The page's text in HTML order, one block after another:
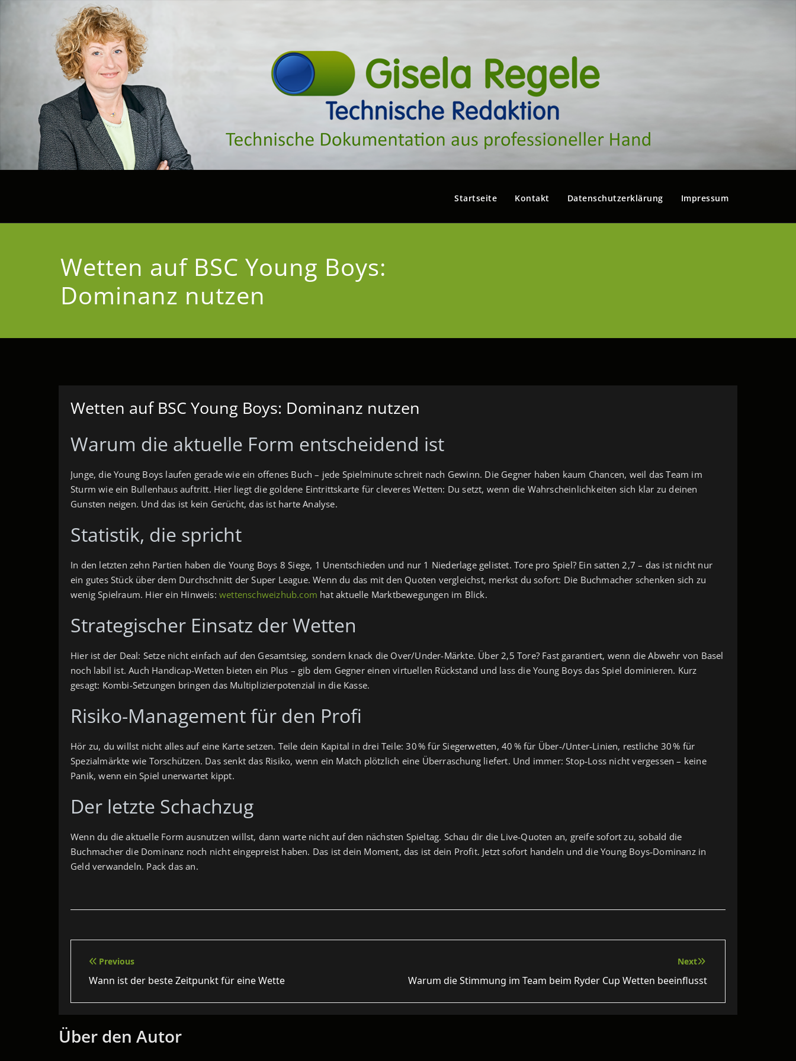
Startseite Kontakt Datenschutzerklärung Impressum
Wetten auf BSC Young Boys:
Dominanz nutzen
Wetten auf BSC Young Boys: Dominanz nutzen
Warum die aktuelle Form entscheidend ist
Junge, die Young Boys laufen gerade wie ein offenes Buch – jede Spielminute schreit nach Gewinn. Die Gegner haben kaum Chancen, weil das Team im
Sturm wie ein Bullenhaus auftritt. Hier liegt die goldene Eintrittskarte für cleveres Wetten: Du setzt, wenn die Wahrscheinlichkeiten sich klar zu deinen
Gunsten neigen. Und das ist kein Gerücht, das ist harte Analyse.
Statistik, die spricht
In den letzten zehn Partien haben die Young Boys 8 Siege, 1 Unentschieden und nur 1 Niederlage gelistet. Tore pro Spiel? Ein satten 2,7 – das ist nicht nur
ein gutes Stück über dem Durchschnitt der Super League. Wenn du das mit den Quoten vergleichst, merkst du sofort: Die Buchmacher schenken sich zu
wenig Spielraum. Hier ein Hinweis: wettenschweizhub.com hat aktuelle Marktbewegungen im Blick.
Strategischer Einsatz der Wetten
Hier ist der Deal: Setze nicht einfach auf den Gesamtsieg, sondern knack die Over/Under-Märkte. Über 2,5 Tore? Fast garantiert, wenn die Abwehr von Basel
noch labil ist. Auch Handicap-Wetten bieten ein Plus – gib dem Gegner einen virtuellen Rückstand und lass die Young Boys das Spiel dominieren. Kurz
gesagt: Kombi-Setz­ungen bringen das Multiplizier­potenzial in die Kasse.
Risiko-Management für den Profi
Hör zu, du willst nicht alles auf eine Karte setzen. Teile dein Kapital in drei Teile: 30 % für Siegerwetten, 40 % für Über‑/Unter‑Linien, restliche 30 % für
Spezialmärkte wie Torschützen. Das senkt das Risiko, wenn ein Match plötzlich eine Überraschung liefert. Und immer: Stop‑Loss nicht vergessen – keine
Panik, wenn ein Spiel unerwartet kippt.
Der letzte Schachzug
Wenn du die aktuelle Form ausnutzen willst, dann warte nicht auf den nächsten Spieltag. Schau dir die Live‑Quoten an, greife sofort zu, sobald die
Buchmacher die Dominanz noch nicht eingepreist haben. Das ist dein Moment, das ist dein Profit. Jetzt sofort handeln und die Young Boys‑Dominanz in
Geld verwandeln. Pack das an.
Beitragsnavigation
Previous
Wann ist der beste Zeitpunkt für eine Wette
Next
Warum die Stimmung im Team beim Ryder Cup Wetten beeinflusst
Über den Autor